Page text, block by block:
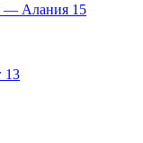
— Алания 15
13